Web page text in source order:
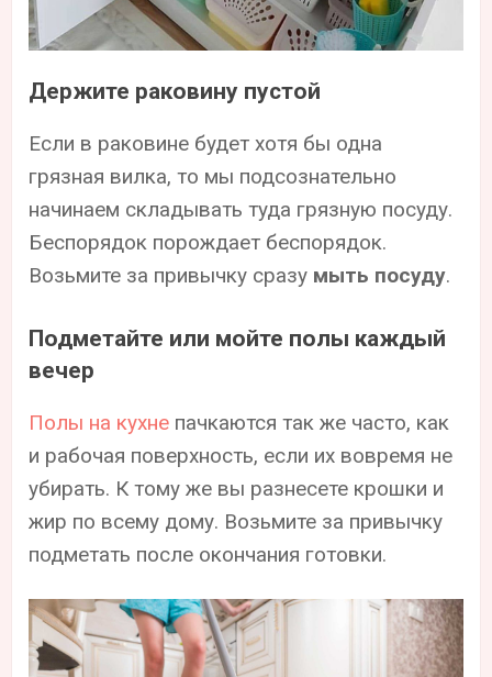
Держите раковину пустой
Если в раковине будет хотя бы одна
грязная вилка, то мы подсознательно
начинаем складывать туда грязную посуду.
Беспорядок порождает беспорядок.
Возьмите за привычку сразу мыть посуду.
Подметайте или мойте полы каждый
вечер
Полы на кухне пачкаются так же часто, как
и рабочая поверхность, если их вовремя не
убирать. К тому же вы разнесете крошки и
жир по всему дому. Возьмите за привычку
подметать после окончания готовки.